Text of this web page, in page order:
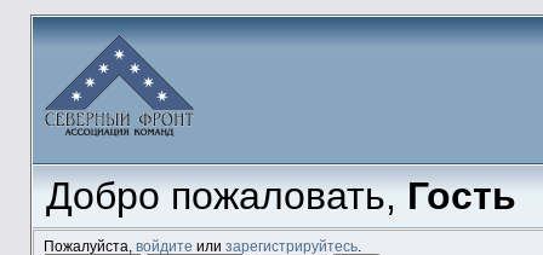
Добро пожаловать,Гость
Пожалуйста, войдите или зарегистрируйтесь.